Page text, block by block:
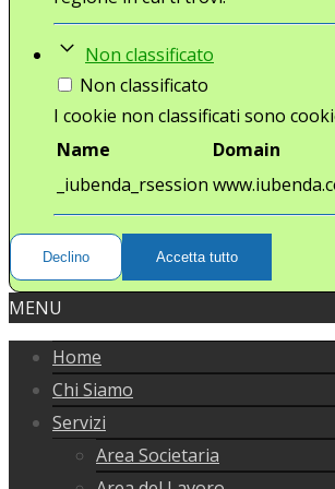
Non classificato
Non classificato
I cookie non classificati sono
Name
Domain
_iubenda_rsession
Declino Accetta tutto
MENU
Home
Chi Siamo
Servizi
Area Societaria